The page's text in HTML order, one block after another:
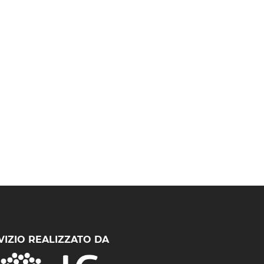
REALIZZATO DA